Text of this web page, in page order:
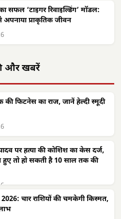
सफल ‘टाइगर रिवाइल्डिंग’ मॉडल:
अपनाया प्राकृतिक जीवन
और खबरें
की फिटनेस का राज, जानें हेल्दी स्मूदी
पर हत्या की कोशिश का केस दर्ज,
हुए तो हो सकती है 10 साल तक की
चार राशियों की चमकेगी किस्मत,